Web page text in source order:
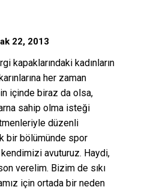
22, 2013
kapaklarındaki kadınların
her zaman
içinde biraz da olsa,
sahip olma isteği
düzenli
bir bölümünde spor
kendimizi avuturuz. Haydi,
verelim. Bizim de sıkı
için ortada bir neden